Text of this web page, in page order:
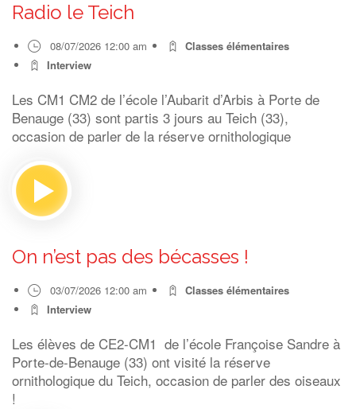
Radio le Teich
08/07/2026 12:00 am
Classes élémentaires
Interview
Les CM1 CM2 de l’école l’Aubarit d’Arbis à Porte de
Benauge (33) sont partis 3 jours au Teich (33),
occasion de parler de la réserve ornithologique
On n’est pas des bécasses !
03/07/2026 12:00 am
Classes élémentaires
Interview
Les élèves de CE2-CM1 de l’école Françoise Sandre à
Porte-de-Benauge (33) ont visité la réserve
ornithologique du Teich, occasion de parler des oiseaux
!